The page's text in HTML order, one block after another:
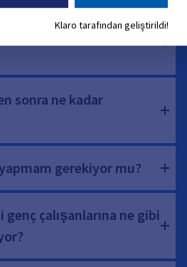
ne kadar
sonra ne kadar
gerekiyor mu?
çalışanlarına ne gibi
Klaro tarafından geliştirildi!